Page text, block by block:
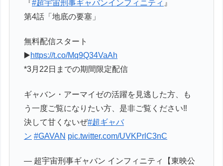
『#超宇宙刑事ギャバンインフィニティ 』
第4話「地底の要塞」
無料配信スタート
▶️https://t.co/Mq9Q34VaAh
*3月22日までの期間限定配信
ギャバン・アーマイゼの活躍を見逃した方、も
う一度ご覧になりたい方、是非ご覧ください‼️
決して甘くないぜ#超ギャバ
ン #GAVAN pic.twitter.com/UVKPrlC3nC
— 超宇宙刑事ギャバン インフィニティ【東映公